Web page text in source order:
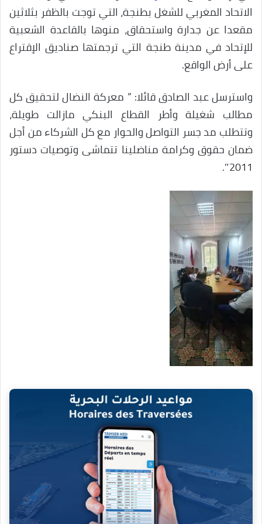
الاتحاد المغربي للشغل بطنجة، التي توجت بالظفر بثلاثين
مقعدا عن جدارة واستحقاق، منوها بالقاعدة الشعبية
للإتحاد في مدينة طنجة التي ترجمتها صناديق الإقتراع
على أرض الواقع.
واسترسل عبد الصادق قائلا: ” معركة النضال لتحقيق كل
مطالب شغيلة وأطر القطاع البنكي مازالت طويلة،
وتتطلب مد جسر التواصل والحوار مع كل الشركاء من أجل
ضمان حقوق وكرامة مناضلينا تتماشى وتوصيات دستور
2011″.